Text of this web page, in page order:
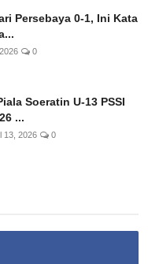
Persebaya 0-1, Ini Kata
0
Soeratin U-13 PSSI
...
13, 2026 0